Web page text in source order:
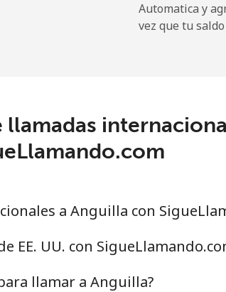
188 min por ⁦£10⁩
42 min por ⁦£10⁩
31 min por ⁦£10⁩
51 min por ⁦£10⁩
50 min por ⁦£10⁩
Automatica y
vez que tu
a Anguilla con
EE. UU. con
llamar a Anguilla?